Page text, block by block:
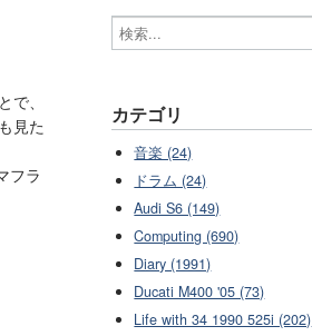
、
見た
フラ
カテゴリ
音楽 (24)
ドラム (24)
Audi S6 (149)
Computing (690)
Diary (1991)
Ducati M400 '05 (73)
Life with 34 1990 525i (202)